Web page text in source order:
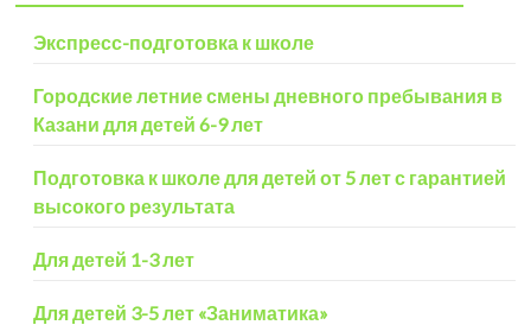
Экспресс-подготовка к школе
Городские летние смены дневного пребывания в
Казани для детей 6-9 лет
Подготовка к школе для детей от 5 лет с гарантией
высокого результата
Для детей 1-3 лет
Для детей 3-5 лет «Заниматика»